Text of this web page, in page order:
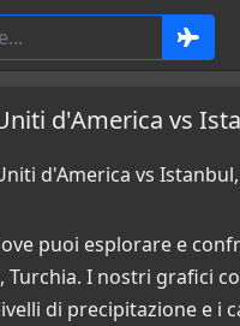
d'America vs
d'America vs
puoi esplorare e
I nostri grafici
di precipitazione e i